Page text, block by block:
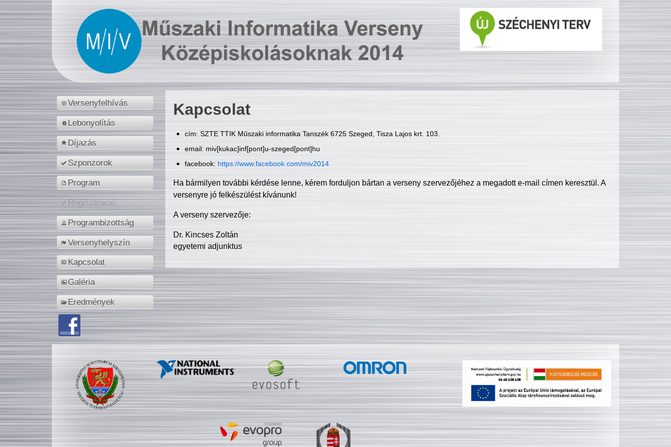
Versenyfelhívás
Lebonyolítás
Díjazás
Szponzorok
Program
Regisztráció
Programbizottság
Versenyhelyszín
Kapcsolat
Galéria
Eredmények
Kapcsolat
cím: SZTE TTIK Műszaki informatika Tanszék 6725 Szeged, Tisza Lajos krt. 103.
email: miv[kukac]inf[pont]u-szeged[pont]hu
facebook: https://www.facebook.com/miv2014
Ha bármilyen további kérdése lenne, kérem forduljon bártan a verseny szervezőjéhez a megadott e-mail címen keresztül. A
versenyre jó felkészülést kívánunk!
A verseny szervezője:
Dr. Kincses Zoltán
egyetemi adjunktus